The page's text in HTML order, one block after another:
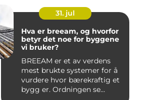
31. jul
Hva er breeam, og hvorfor
betyr det noe for byggene
vi bruker?
BREEAM er et av verdens
mest brukte systemer for å
vurdere hvor bærekraftig et
bygg er. Ordningen se...